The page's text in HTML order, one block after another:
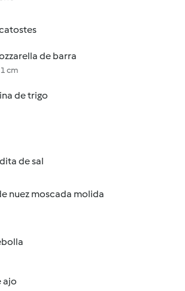
de barra
cm
de trigo
de sal
nuez moscada molida
ajo